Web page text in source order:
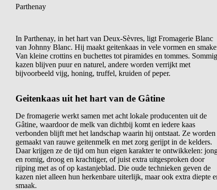
Parthenay
In Parthenay, in het hart van Deux-Sèvres, ligt Fromagerie Blanc
van Johnny Blanc. Hij maakt geitenkaas in vele vormen en
Van kleine crottins en buchettes tot piramides en tommes.
kazen blijven puur en naturel, andere worden verrijkt met
bijvoorbeeld vijg, honing, truffel, kruiden of peper.
Geitenkaas uit het hart van de Gâtine
De fromagerie werkt samen met acht lokale producenten uit de
Gâtine, waardoor de melk van dichtbij komt en iedere kaas
verbonden blijft met het landschap waarin hij ontstaat. Ze worden
gemaakt van rauwe geitenmelk en met zorg gerijpt in de kelders.
Daar krijgen ze de tijd om hun eigen karakter te ontwikkelen:
en romig, droog en krachtiger, of juist extra uitgesproken door
rijping met as of op kastanjeblad. Die oude technieken geven de
kazen niet alleen hun herkenbare uiterlijk, maar ook extra diepte
smaak.